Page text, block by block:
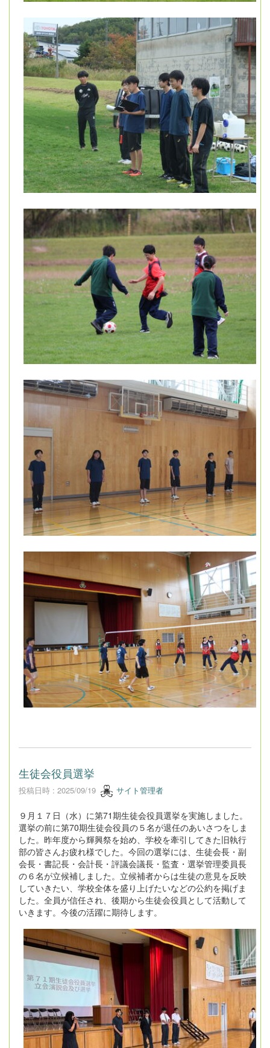
生徒会役員選挙
投稿日時 : 2025/09/19 サイト管理者
９月１７日（水）に第71期生徒会役員選挙を実施しました。
選挙の前に第70期生徒会役員の５名が退任のあいさつをしま
した。昨年度から輝興祭を始め、学校を牽引してきた旧執行
部の皆さんお疲れ様でした。今回の選挙には、生徒会長・副
会長・書記長・会計長・評議会議長・監査・選挙管理委員長
の６名が立候補しました。立候補者からは生徒の意見を反映
していきたい、学校全体を盛り上げたいなどの公約を掲げま
した。全員が信任され、後期から生徒会役員として活動して
いきます。今後の活躍に期待します。